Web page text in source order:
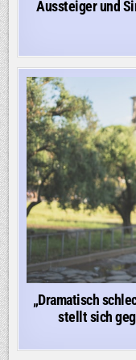
Aussteiger und
„Dramatisch
stellt sich